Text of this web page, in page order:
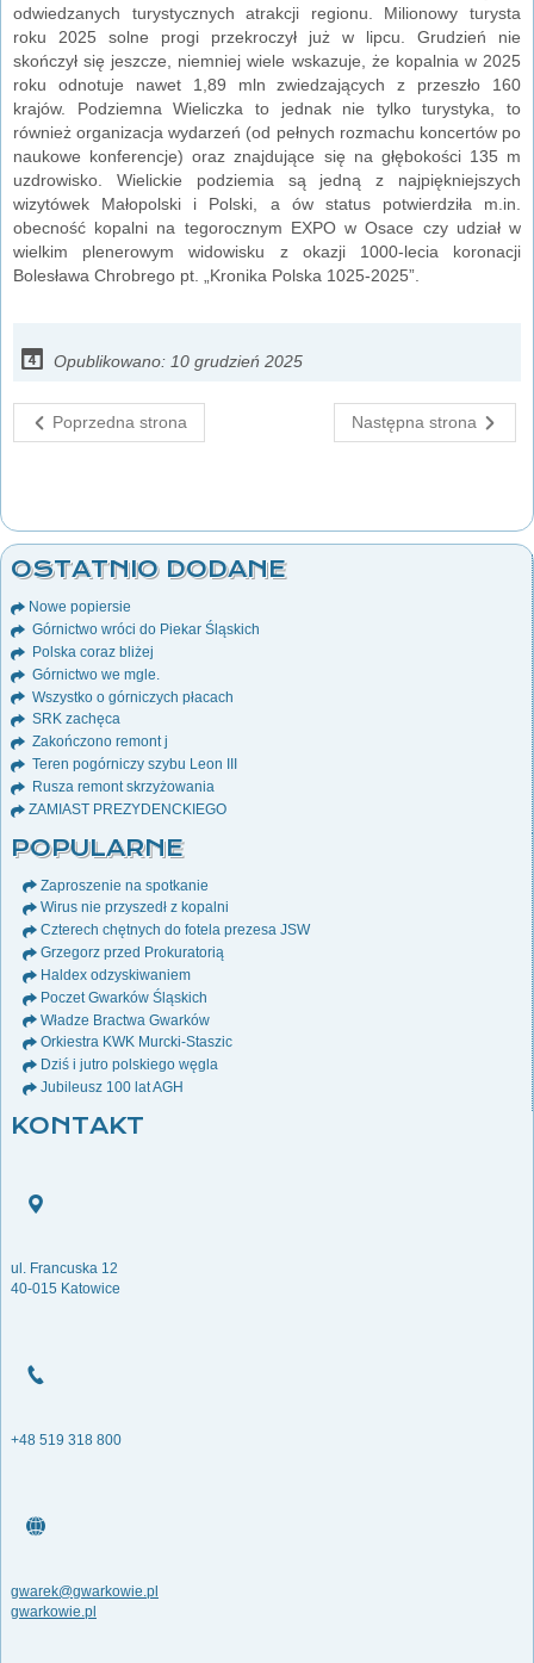
odwiedzanych turystycznych atrakcji regionu. Milionowy turysta
roku 2025 solne progi przekroczył już w lipcu. Grudzień nie
skończył się jeszcze, niemniej wiele wskazuje, że kopalnia w 2025
roku odnotuje nawet 1,89 mln zwiedzających z przeszło 160
krajów. Podziemna Wieliczka to jednak nie tylko turystyka, to
również organizacja wydarzeń (od pełnych rozmachu koncertów po
naukowe konferencje) oraz znajdujące się na głębokości 135 m
uzdrowisko. Wielickie podziemia są jedną z najpiękniejszych
wizytówek Małopolski i Polski, a ów status potwierdziła m.in.
obecność kopalni na tegorocznym EXPO w Osace czy udział w
wielkim plenerowym widowisku z okazji 1000-lecia koronacji
Bolesława Chrobrego pt. „Kronika Polska 1025-2025”.
Opublikowano: 10 grudzień 2025
Poprzedna strona Następna strona
OSTATNIO DODANE
Nowe popiersie
Górnictwo wróci do Piekar Śląskich
Polska coraz bliżej
Górnictwo we mgle.
Wszystko o górniczych płacach
SRK zachęca
Zakończono remont j
Teren pogórniczy szybu Leon III
Rusza remont skrzyżowania
ZAMIAST PREZYDENCKIEGO
POPULARNE
Zaproszenie na spotkanie
Wirus nie przyszedł z kopalni
Czterech chętnych do fotela prezesa JSW
Grzegorz przed Prokuratorią
Haldex odzyskiwaniem
Poczet Gwarków Śląskich
Władze Bractwa Gwarków
Orkiestra KWK Murcki-Staszic
Dziś i jutro polskiego węgla
Jubileusz 100 lat AGH
KONTAKT
ul. Francuska 12
40-015 Katowice
+48 519 318 800
gwarek@gwarkowie.pl
gwarkowie.pl